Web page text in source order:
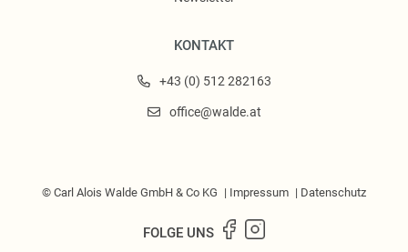
KONTAKT
+43 (0) 512 282163
office@walde.at
© Carl Alois Walde GmbH & Co KG Impressum Datenschutz
FOLGE UNS